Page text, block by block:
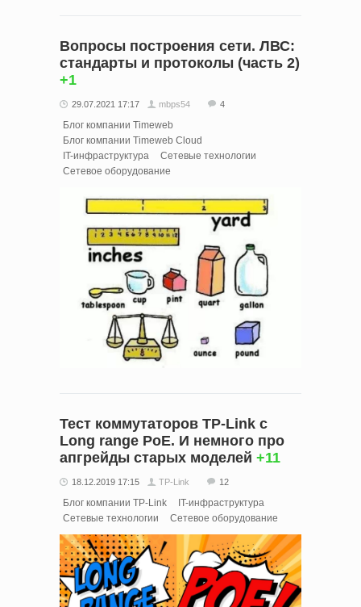
Вопросы построения сети. ЛВС:
стандарты и протоколы (часть 2)
+1
29.07.2021 17:17 mbps54 4
Блог компании Timeweb
Блог компании Timeweb Cloud
IT-инфраструктура
Сетевые технологии
Сетевое оборудование
Тест коммутаторов TP-Link c
Long range PoE. И немного про
апгрейды старых моделей +11
18.12.2019 17:15 TP-Link 12
Блог компании TP-Link
IT-инфраструктура
Сетевые технологии
Сетевое оборудование